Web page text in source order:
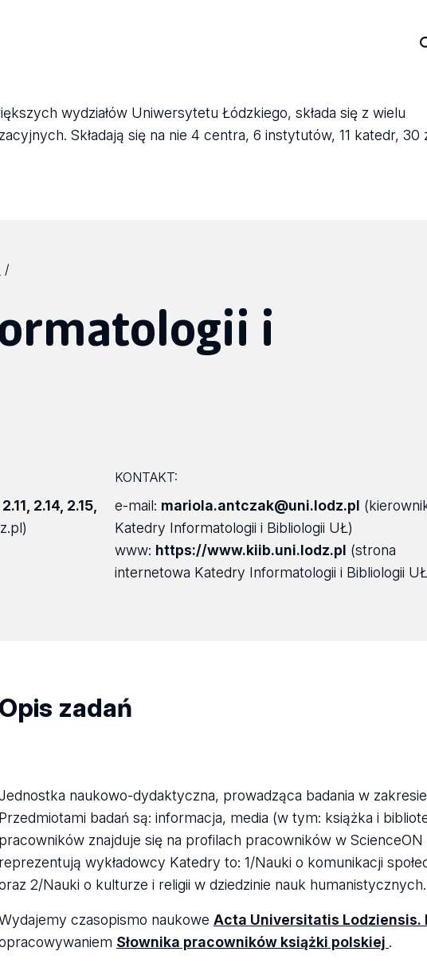
wydziałów Uniwersytetu Łódzkiego, składa się z wielu
Składają się na nie 4 centra, 6 instytutów, 11 katedr, 30
i
2.14, 2.15,
KONTAKT:
e-mail: mariola.antczak@uni.lodz.pl
Katedry Informatologii i Bibliologii UŁ)
www: https://www.kiib.uni.lodz.pl (strona
internetowa Katedry Informatologii i Bibliologii
Opis zadań
naukowo-dydaktyczna, prowadząca badania w
Przedmiotami badań są: informacja, media (w tym: książka i
pracowników znajduje się na profilach pracowników w
reprezentują wykładowcy Katedry to: 1/Nauki o komunikacji
2/Nauki o kulturze i religii w dziedzinie nauk humanistycznych.
czasopismo naukowe Acta Universitatis Lodziensis.
Słownika pracowników książki polskiej .